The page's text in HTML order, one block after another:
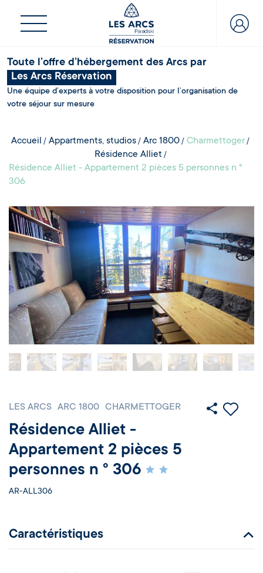
Toute l’offre d’hébergement des Arcs par
Les Arcs Réservation
Une équipe d’experts à votre disposition pour l’organisation de
votre séjour sur mesure
Accueil Appartments, studios Arc 1800
Charmettoger
Résidence Alliet
Résidence Alliet - Appartement 2 pièces 5 personnes n °
306
LES ARCS ARC 1800 CHARMETTOGER
Résidence Alliet -
Appartement 2 pièces 5
personnes n ° 306
AR-ALL306
Caractéristiques